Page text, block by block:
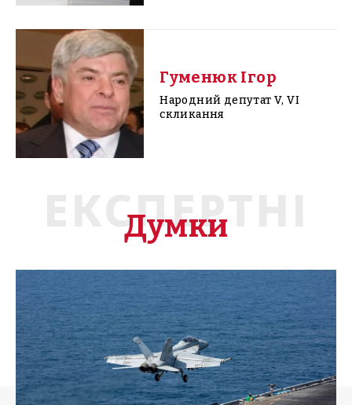
Гуменюк Ігор
Народний депутат V, VI
скликання
ЕКСПЕРТНІ
Думки